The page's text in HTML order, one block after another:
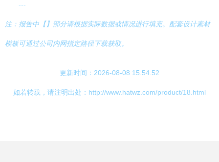
---
注：报告中【】部分请根据实际数据或情况进行填充。配套设计素材
模板可通过公司内网指定路径下载获取。
更新时间：2026-08-08 15:54:52
如若转载，请注明出处：http://www.hatwz.com/product/18.html